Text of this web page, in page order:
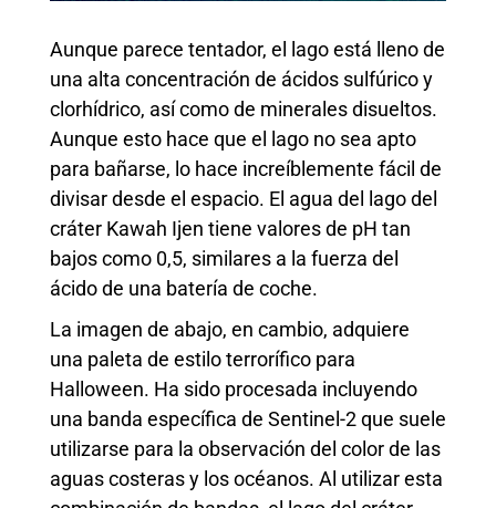
Aunque parece tentador, el lago está lleno de
una alta concentración de ácidos sulfúrico y
clorhídrico, así como de minerales disueltos.
Aunque esto hace que el lago no sea apto
para bañarse, lo hace increíblemente fácil de
divisar desde el espacio. El agua del lago del
cráter Kawah Ijen tiene valores de pH tan
bajos como 0,5, similares a la fuerza del
ácido de una batería de coche.
La imagen de abajo, en cambio, adquiere
una paleta de estilo terrorífico para
Halloween. Ha sido procesada incluyendo
una banda específica de Sentinel-2 que suele
utilizarse para la observación del color de las
aguas costeras y los océanos. Al utilizar esta